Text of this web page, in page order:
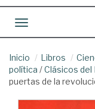
Toggle navigation
Inicio Libros
política /Clásicos
puertas de la